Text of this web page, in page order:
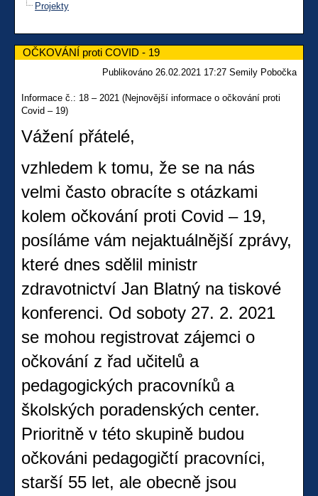
Projekty
OČKOVÁNÍ proti COVID - 19
Publikováno 26.02.2021 17:27 Semily Pobočka
Informace č.: 18 – 2021 (Nejnovější informace o očkování proti
Covid – 19)
Vážení přátelé,
vzhledem k tomu, že se na nás
velmi často obracíte s otázkami
kolem očkování proti Covid – 19,
posíláme vám nejaktuálnější zprávy,
které dnes sdělil ministr
zdravotnictví Jan Blatný na tiskové
konferenci. Od soboty 27. 2. 2021
se mohou registrovat zájemci o
očkování z řad učitelů a
pedagogických pracovníků a
školských poradenských center.
Prioritně v této skupině budou
očkováni pedagogičtí pracovníci,
starší 55 let, ale obecně jsou